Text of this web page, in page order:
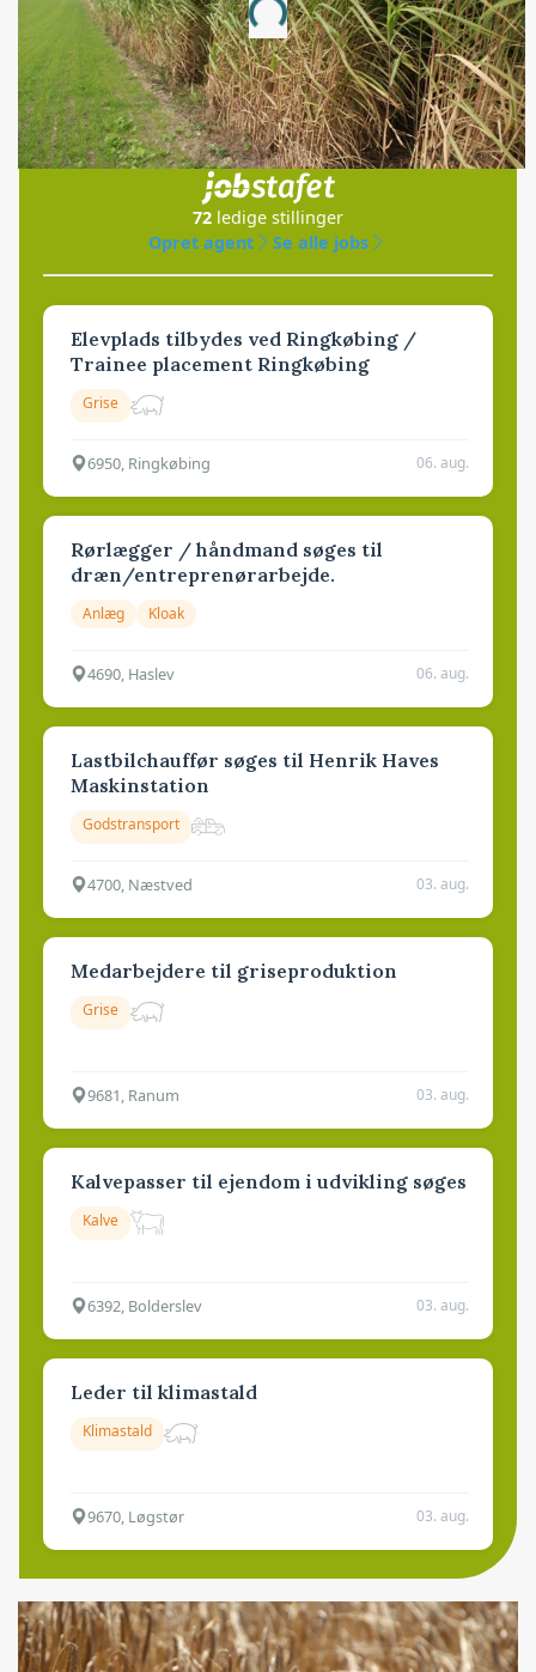
Loading...
Jobs
i samarbejde med
72 ledige stillinger
Opret agent
Se alle jobs
Elevplads tilbydes ved Ringkøbing /
Trainee placement Ringkøbing
Grise
6950, Ringkøbing 06. aug.
Rørlægger / håndmand søges til
dræn/entreprenørarbejde.
Anlæg Kloak
4690, Haslev 06. aug.
Lastbilchauffør søges til Henrik Haves
Maskinstation
Godstransport
4700, Næstved 03. aug.
Medarbejdere til griseproduktion
Grise
9681, Ranum 03. aug.
Kalvepasser til ejendom i udvikling søges
Kalve
6392, Bolderslev 03. aug.
Leder til klimastald
Klimastald
9670, Løgstør 03. aug.